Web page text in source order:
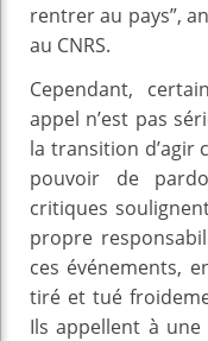
rentrer au pays”,
au CNRS.
Cependant,
appel n’est pas
la transition d’agir
pouvoir de
critiques
propre
ces événements,
tiré et tué
Ils appellent à